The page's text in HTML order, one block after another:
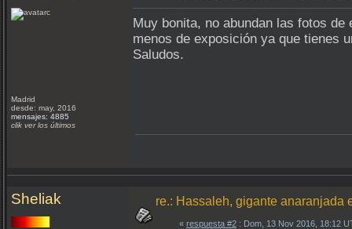
Madrid
desde: may, 2016
mensajes: 4885
clik ver los últimos
Muy bonita, no abundan las fotos
menos de exposición ya que tienes
Saludos.
Sheliak re.: Hassaleh, gigante anaranjada
« respuesta #2 : Dom, 13 Nov 2016, 18:12